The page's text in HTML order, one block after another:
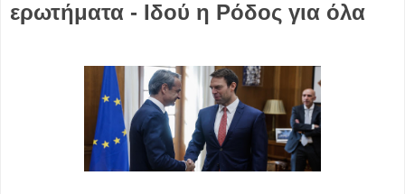
ερωτήματα - Ιδού η Ρόδος για όλα